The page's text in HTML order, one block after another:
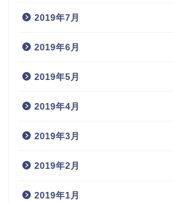
2019年7月
2019年6月
2019年5月
2019年4月
2019年3月
2019年2月
2019年1月